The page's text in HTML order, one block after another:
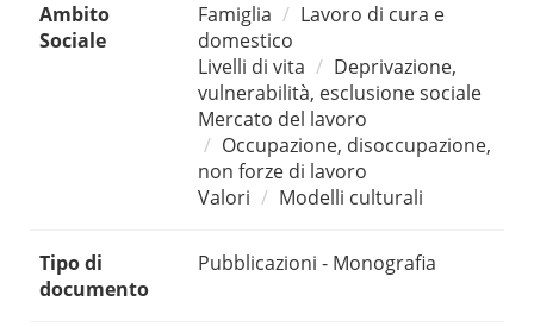
Ambito
Sociale
Famiglia
Lavoro di cura e
domestico
Livelli di vita
Deprivazione,
vulnerabilità, esclusione sociale
Mercato del lavoro
Occupazione, disoccupazione,
non forze di lavoro
Valori
Modelli culturali
Tipo di
documento
Pubblicazioni - Monografia